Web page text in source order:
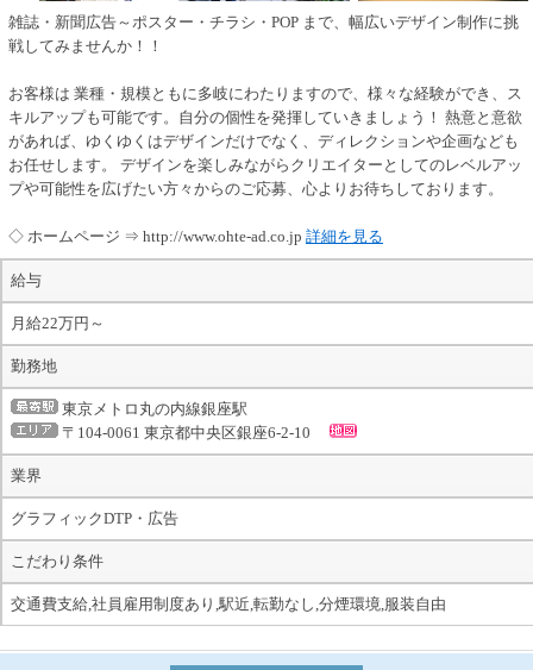
雑誌・新聞広告～ポスター・チラシ・POP まで、幅広いデザイン制作に挑
戦してみませんか！！
お客様は 業種・規模ともに多岐にわたりますので、様々な経験ができ、ス
キルアップも可能です。自分の個性を発揮していきましょう！ 熱意と意欲
があれば、ゆくゆくはデザインだけでなく、ディレクションや企画なども
お任せします。 デザインを楽しみながらクリエイターとしてのレベルアッ
プや可能性を広げたい方々からのご応募、心よりお待ちしております。
◇ ホームページ ⇒ http://www.ohte-ad.co.jp 詳細を見る
給与
月給22万円～
勤務地
東京メトロ丸の内線銀座駅
〒104-0061 東京都中央区銀座6-2-10
業界
グラフィックDTP・広告
こだわり条件
交通費支給,社員雇用制度あり,駅近,転勤なし,分煙環境,服装自由